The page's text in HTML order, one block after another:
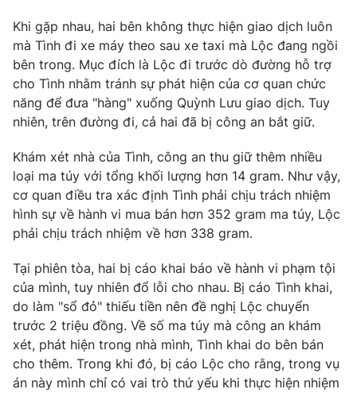
Chuyên mục khác
Emagazine Podcast
Photo Infographic
Video Shorts video
VTV Money VTV Thể thao
VTV Sức khoẻ Bất động sản
Thị trường 24h Tấm lòng Việt
VTV4 Vươn mình bằng AI
VTV9 VTV8
Khi gặp nhau, hai bên không thực hiện giao dịch luôn
mà Tình đi xe máy theo sau xe taxi mà Lộc đang ngồi
bên trong. Mục đích là Lộc đi trước dò đường hỗ trợ
cho Tình nhằm tránh sự phát hiện của cơ quan chức
năng để đưa "hàng" xuống Quỳnh Lưu giao dịch. Tuy
nhiên, trên đường đi, cả hai đã bị công an bắt giữ.
Khám xét nhà của Tình, công an thu giữ thêm nhiều
loại ma túy với tổng khối lượng hơn 14 gram. Như vậy,
cơ quan điều tra xác định Tình phải chịu trách nhiệm
hình sự về hành vi mua bán hơn 352 gram ma túy, Lộc
phải chịu trách nhiệm về hơn 338 gram.
Tại phiên tòa, hai bị cáo khai báo về hành vi phạm tội
của mình, tuy nhiên đổ lỗi cho nhau. Bị cáo Tình khai,
do làm "sổ đỏ" thiếu tiền nên đề nghị Lộc chuyển
trước 2 triệu đồng. Về số ma túy mà công an khám
xét, phát hiện trong nhà mình, Tình khai do bên bán
cho thêm. Trong khi đó, bị cáo Lộc cho rằng, trong vụ
án này mình chỉ có vai trò thứ yếu khi thực hiện nhiệm